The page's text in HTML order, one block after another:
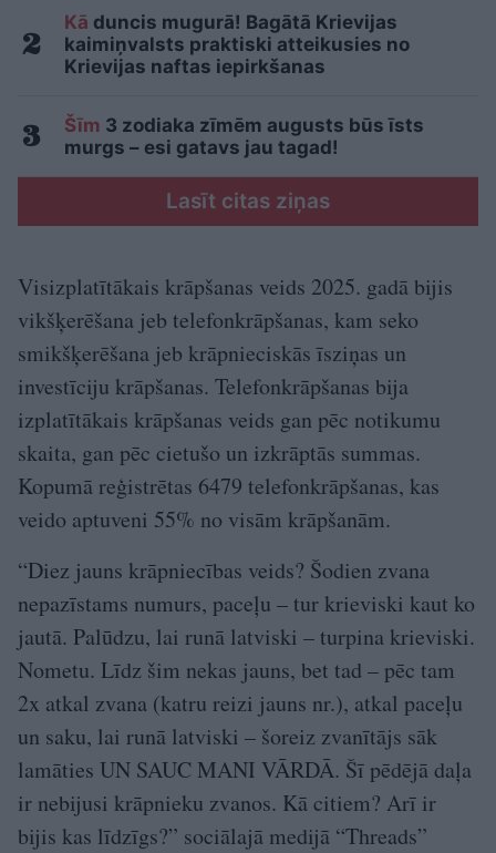
Kā duncis mugurā! Bagātā Krievijas
kaimiņvalsts praktiski atteikusies no
Krievijas naftas iepirkšanas
Šīm 3 zodiaka zīmēm augusts būs īsts
murgs – esi gatavs jau tagad!
Lasīt citas ziņas
Visizplatītākais krāpšanas veids 2025. gadā bijis
vikšķerēšana jeb telefonkrāpšanas, kam seko
smikšķerēšana jeb krāpnieciskās īsziņas un
investīciju krāpšanas. Telefonkrāpšanas bija
izplatītākais krāpšanas veids gan pēc notikumu
skaita, gan pēc cietušo un izkrāptās summas.
Kopumā reģistrētas 6479 telefonkrāpšanas, kas
veido aptuveni 55% no visām krāpšanām.
“Diez jauns krāpniecības veids? Šodien zvana
nepazīstams numurs, paceļu – tur krieviski kaut ko
jautā. Palūdzu, lai runā latviski – turpina krieviski.
Nometu. Līdz šim nekas jauns, bet tad – pēc tam
2x atkal zvana (katru reizi jauns nr.), atkal paceļu
un saku, lai runā latviski – šoreiz zvanītājs sāk
lamāties UN SAUC MANI VĀRDĀ. Šī pēdējā daļa
ir nebijusi krāpnieku zvanos. Kā citiem? Arī ir
bijis kas līdzīgs?” sociālajā medijā “Threads”